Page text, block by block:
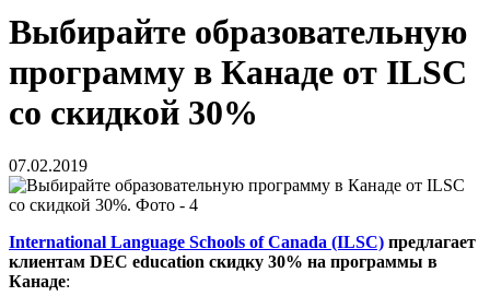
Выбирайте образовательную
программу в Канаде от ILSC
со скидкой 30%
07.02.2019
International Language Schools of Canada (ILSC) предлагает
клиентам DEC education скидку 30% на программы в
Канаде: